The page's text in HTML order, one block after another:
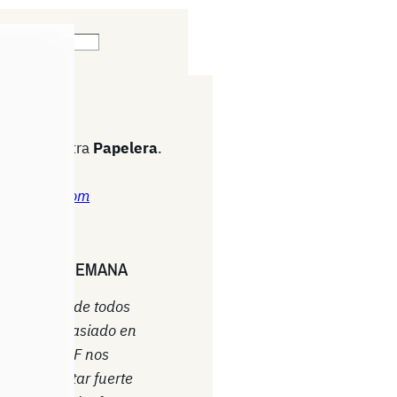
a nuestra Papelera.
asdf.com
DE LA SEMANA
mundo donde todos
vida demasiado en
Diario ASDF nos
que apretar fuerte